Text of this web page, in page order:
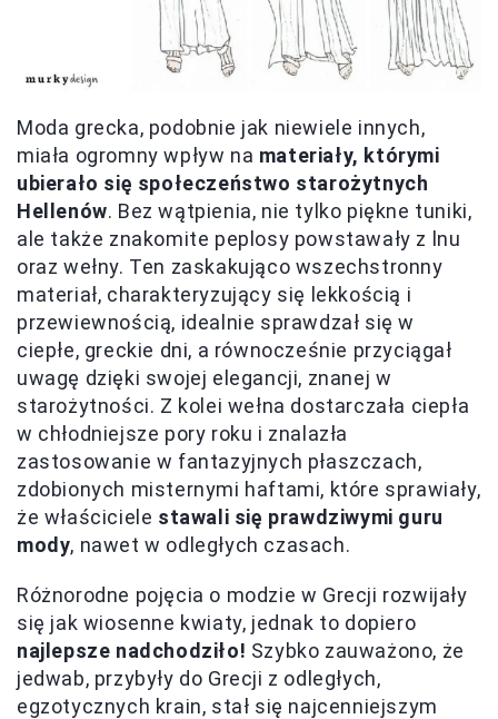
Moda grecka, podobnie jak niewiele innych,
miała ogromny wpływ na materiały, którymi
ubierało się społeczeństwo starożytnych
Hellenów. Bez wątpienia, nie tylko piękne tuniki,
ale także znakomite peplosy powstawały z lnu
oraz wełny. Ten zaskakująco wszechstronny
materiał, charakteryzujący się lekkością i
przewiewnością, idealnie sprawdzał się w
ciepłe, greckie dni, a równocześnie przyciągał
uwagę dzięki swojej elegancji, znanej w
starożytności. Z kolei wełna dostarczała ciepła
w chłodniejsze pory roku i znalazła
zastosowanie w fantazyjnych płaszczach,
zdobionych misternymi haftami, które sprawiały,
że właściciele stawali się prawdziwymi guru
mody, nawet w odległych czasach.
Różnorodne pojęcia o modzie w Grecji rozwijały
się jak wiosenne kwiaty, jednak to dopiero
najlepsze nadchodziło! Szybko zauważono, że
jedwab, przybyły do Grecji z odległych,
egzotycznych krain, stał się najcenniejszym